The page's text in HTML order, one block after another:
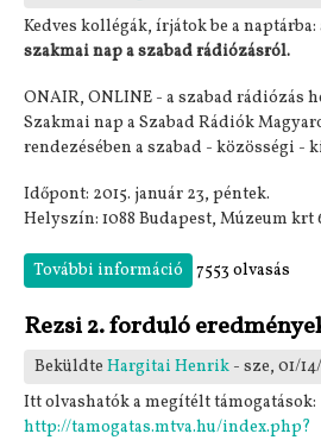
Kedves kollégák, írjátok be a
szakmai nap a szabad rádiózásról.
ONAIR, ONLINE - a szabad rádiózás
Szakmai nap a Szabad Rádiók
rendezésében a szabad - közösségi -
Időpont: 2015. január 23, péntek.
Helyszín: 1088 Budapest, Múzeum krt
További információ Január 23:
helyzete
tartalommal
7553 olvasás
Rezsi 2. forduló
Beküldte Hargitai Henrik - sze, 01/
Itt olvashatók a megítélt támogatások:
http://tamogatas.mtva.hu/index.php?